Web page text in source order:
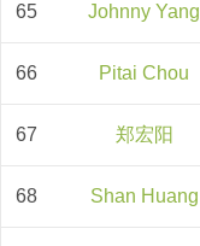
65 Johnny Yang
66 Pitai Chou
67 郑宏阳
68 Shan Huang